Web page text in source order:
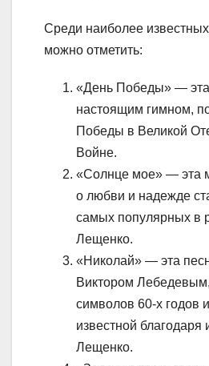
Среди наиболее
можно отметить:
«День Победы» — эта
настоящим гимном,
Победы в Великой
Войне.
«Солнце мое» — эта
о любви и надежде
самых популярных в
Лещенко.
«Николай» — эта
Виктором
символов 60-х годов
известной
Лещенко.